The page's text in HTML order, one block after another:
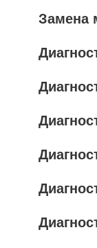
Замена